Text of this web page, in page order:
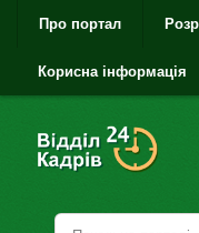
Про портал
Корисна інформація